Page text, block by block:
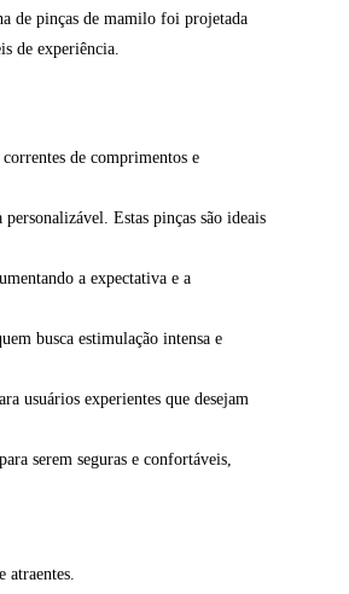
de pinças de mamilo foi projetada
de experiência.
de comprimentos e
Estas pinças são ideais
a expectativa e a
busca estimulação intensa e
usuários experientes que desejam
serem seguras e confortáveis,
atraentes.